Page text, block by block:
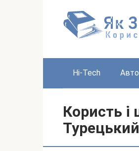
Hi-Tech Авто
Користь і